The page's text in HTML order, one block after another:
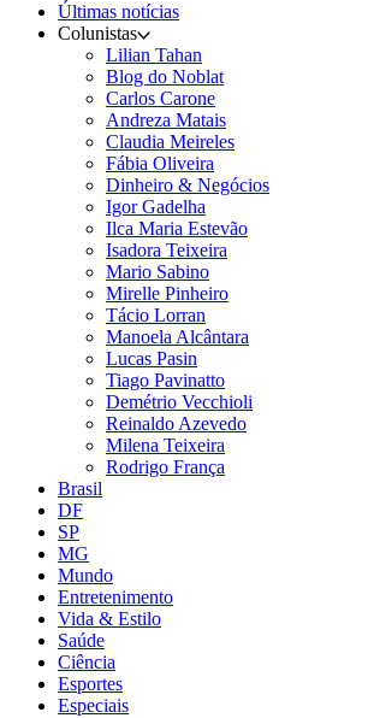
Últimas notícias
Colunistas
Lilian Tahan
Blog do Noblat
Carlos Carone
Andreza Matais
Claudia Meireles
Fábia Oliveira
Dinheiro & Negócios
Igor Gadelha
Ilca Maria Estevão
Isadora Teixeira
Mario Sabino
Mirelle Pinheiro
Tácio Lorran
Manoela Alcântara
Lucas Pasin
Tiago Pavinatto
Demétrio Vecchioli
Reinaldo Azevedo
Milena Teixeira
Rodrigo França
Brasil
DF
SP
MG
Mundo
Entretenimento
Vida & Estilo
Saúde
Ciência
Esportes
Especiais